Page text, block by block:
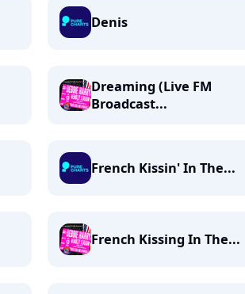
Denis
Dreaming (Live FM
Broadcast...
French Kissin' In The...
French Kissing In The...